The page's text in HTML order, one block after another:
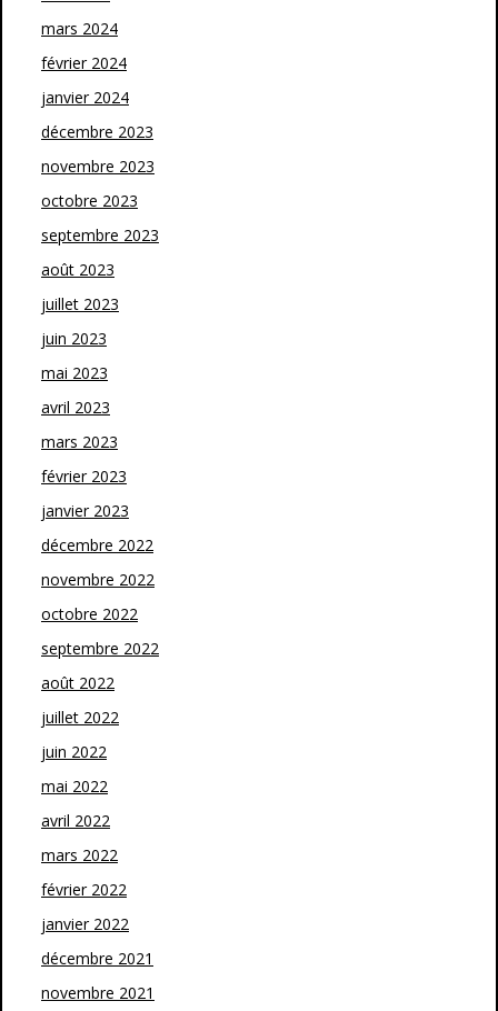
mars 2024
février 2024
janvier 2024
décembre 2023
novembre 2023
octobre 2023
septembre 2023
août 2023
juillet 2023
juin 2023
mai 2023
avril 2023
mars 2023
février 2023
janvier 2023
décembre 2022
novembre 2022
octobre 2022
septembre 2022
août 2022
juillet 2022
juin 2022
mai 2022
avril 2022
mars 2022
février 2022
janvier 2022
décembre 2021
novembre 2021